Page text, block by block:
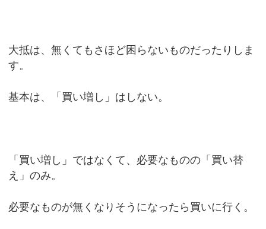
大抵は、無くてもさほど困らないものだったりしま
す。
基本は、「買い増し」はしない。
「買い増し」ではなくて、必要なものの「買い替
え」のみ。
必要なものが無くなりそうになったら買いに行く。